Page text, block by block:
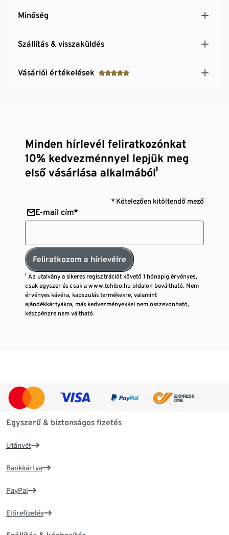
Minőség
Szállítás & visszaküldés
Vásárlói értékelések
Minden hírlevél feliratkozónkat
10% kedvezménnyel lepjük meg
első vásárlása alkalmából¹
* Kötelezően kitöltendő mező
E-mail cím*
Feliratkozom a hírlevélre
¹ Az utalvány a sikeres regisztrációt követő 1 hónapig érvényes,
csak egyszer és csak a www.tchibo.hu oldalon beváltható. Nem
érvényes kávéra, kapszulás termékekre, valamint
ajándékkártyákra, más kedvezményekkel nem összevonható,
készpénzre nem váltható.
Egyszerű & biztonságos fizetés
Utánvét
Bankkártya
PayPal
Előrefizetés